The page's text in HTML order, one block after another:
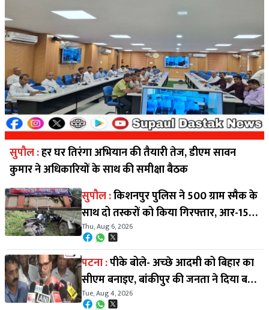
सुपौल :हर घर तिरंगा अभियान की तैयारी तेज, डीएम सावन
कुमार ने अधिकारियों के साथ की समीक्षा बैठक
सुपौल :किशनपुर पुलिस ने 500 ग्राम स्मैक के
साथ दो तस्करों को किया गिरफ्तार, आर-15
बाइक जब्त
Thu, Aug 6, 2026
पटना :पीके बोले- अच्छे आदमी को बिहार का
सीएम बनाइए, बांकीपुर की जनता ने दिया बड़ा
संदेश
Tue, Aug 4, 2026